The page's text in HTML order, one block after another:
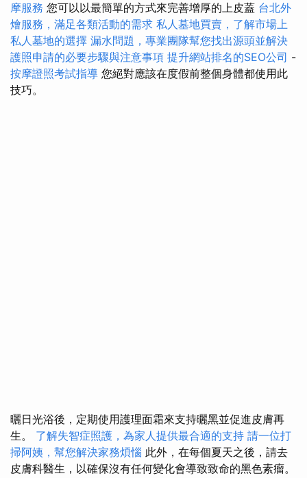
摩服務 您可以以最簡單的方式來完善增厚的上皮蓋 台北外
燴服務，滿足各類活動的需求 私人墓地買賣，了解市場上
私人墓地的選擇 漏水問題，專業團隊幫您找出源頭並解決
護照申請的必要步驟與注意事項 提升網站排名的SEO公司 -
按摩證照考試指導 您絕對應該在度假前整個身體都使用此
技巧。
曬日光浴後，定期使用護理面霜來支持曬黑並促進皮膚再
生。 了解失智症照護，為家人提供最合適的支持 請一位打
掃阿姨，幫您解決家務煩惱 此外，在每個夏天之後，請去
皮膚科醫生，以確保沒有任何變化會導致致命的黑色素瘤。